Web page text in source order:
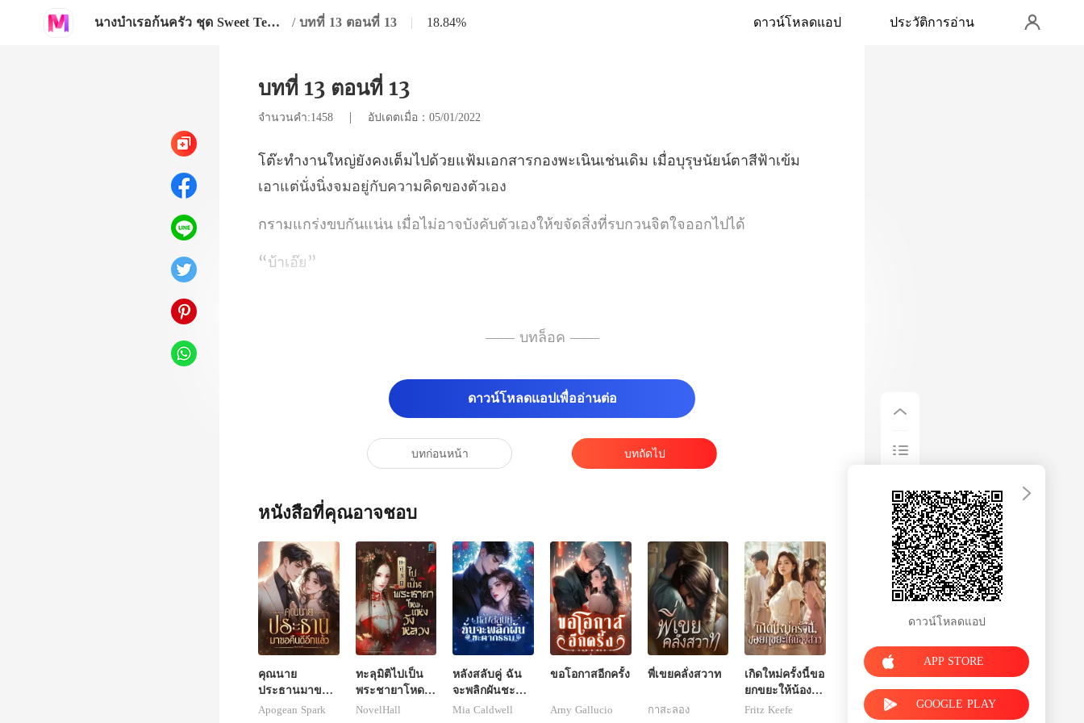
นางบำเรอก้นครัว ชุด Sweet Temptations / บทที่ 13 ตอนที่ 13 | 18.84% ดาวน์โหลดแอป ประวัติการอ่าน
บทที่ 13 ตอนที่ 13
จำนวนคำ:1458 | อัปเดตเมื่อ：05/01/2022
งพะเนินเช่นเดิม เมื่อบุรุษนัยน์ตาสีฟ้าเข
ไม่อาจบังคับตัวเองให้ขจั
าเอ
—— บทล็อค ——
ดาวน์โหลดแอปเพื่ออ่านต่อ
บทก่อนหน้า บทถัดไป
หนังสือที่คุณอาจชอบ
คุณนาย
ประธานมาขอ
คืนดีอีกแล้ว
Apogean Spark
ทะลุมิติไปเป็น
พระชายาโหด
แห่งวังหลวง
NovelHall
หลังสลับคู่ ฉัน
จะพลิกผันชะตา
กรรม
Mia Caldwell
ขอโอกาสอีกครั้ง
Arny Gallucio
พี่เขยคลั่งสวาท
กาสะลอง
เกิดใหม่ครั้งนี้ขอ
ยกขยะให้น้อง
สาว
Fritz Keefe
ดาวน์โหลดแอป
APP STORE
GOOGLE PLAY